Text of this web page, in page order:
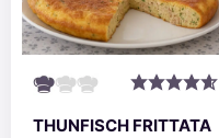
THUNFISCH FRITTATA